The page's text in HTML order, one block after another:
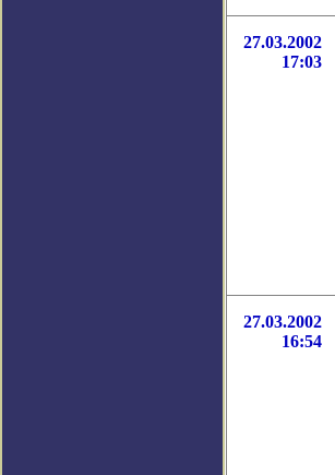
27.03.2002
17:03
27.03.2002
16:54